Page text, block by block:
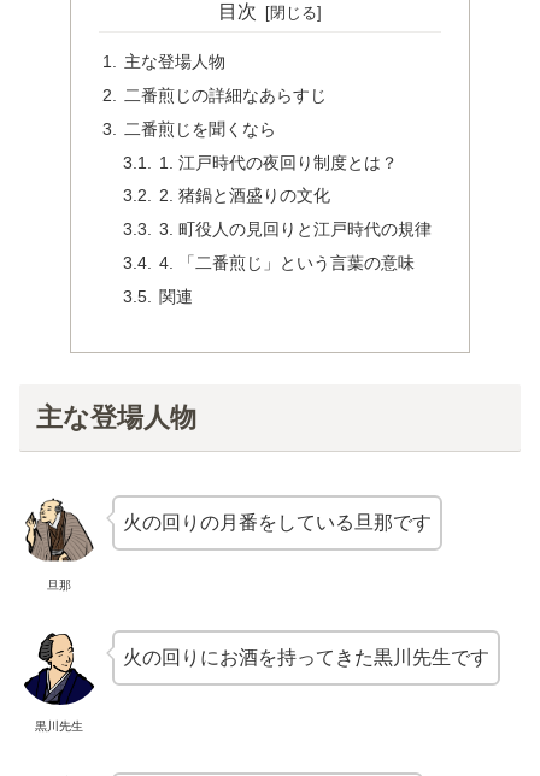
目次
主な登場人物
二番煎じの詳細なあらすじ
二番煎じを聞くなら
1. 江戸時代の夜回り制度とは？
2. 猪鍋と酒盛りの文化
3. 町役人の見回りと江戸時代の規律
4. 「二番煎じ」という言葉の意味
関連
主な登場人物
旦那
火の回りの月番をしている旦那です
黒川先生
火の回りにお酒を持ってきた黒川先生です